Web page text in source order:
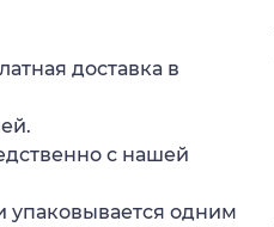
доставка в
с нашей
упаковывается одним